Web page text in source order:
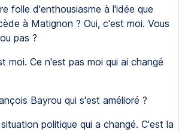
folle d'enthousiasme à l'idée que
à Matignon ? Oui, c'est moi. Vous
pas ?
moi. Ce n'est pas moi qui ai changé
Bayrou qui s'est amélioré ?
politique qui a changé. C'est la